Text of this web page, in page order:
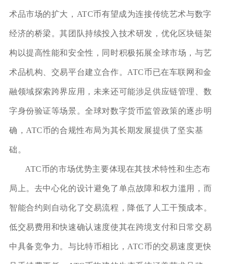
术品市场的扩大，ATC币有望成为连接传统艺术与数字
经济的桥梁。其团队持续投入技术研发，优化区块链架
构以提高性能和安全性，同时积极拓展全球市场，与艺
术品机构、交易平台建立合作。ATC币已在车联网和金
融领域探索跨界应用，未来还可能涉足供应链管理、数
字身份验证等场景。全球对数字货币监管政策的逐步明
确，ATC币的合规性布局为其长期发展提供了坚实基
础。
ATC币的市场优势主要体现在其技术特性和生态布
局上。去中心化的设计避免了单点故障和权力滥用，而
智能合约则自动化了交易流程，降低了人工干预成本。
低交易费用和快速确认速度使其在跨境支付和日常交易
中具备竞争力。与比特币相比，ATC币的交易速度更快